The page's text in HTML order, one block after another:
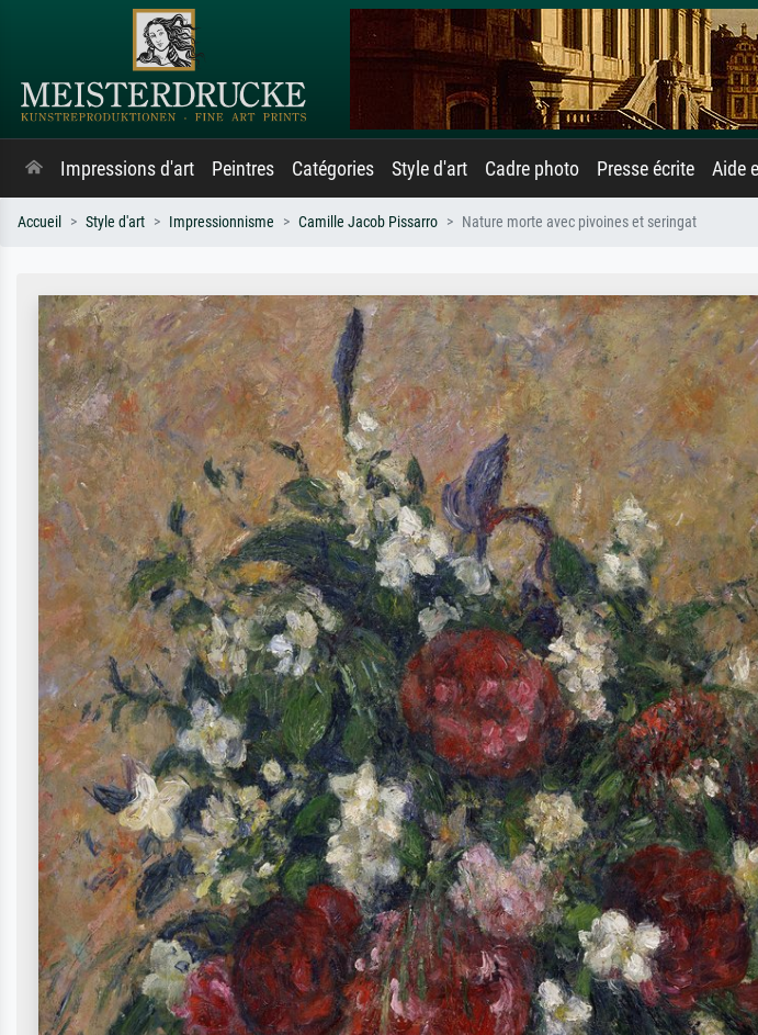
Impressions d'art Peintres Catégories Style d'art Cadre photo Presse écrite Aide
Accueil Style d'art Impressionnisme Camille Jacob Pissarro Nature morte avec pivoines et seringat